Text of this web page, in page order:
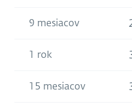
9 mesiacov
1 rok
15 mesiacov